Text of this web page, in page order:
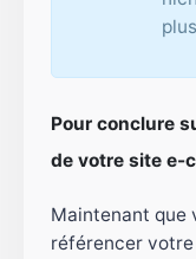
Pour conclure
de votre site e-
Maintenant que
référencer votre